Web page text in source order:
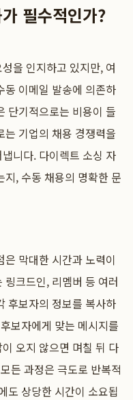
필수적인가?
을 인지하고 있지만, 여
동 이메일 발송에 의존하
단기적으로는 비용이 들
기업의 채용 경쟁력을
니다. 다이렉트 소싱 자
, 수동 채용의 명확한 문
막대한 시간과 노력이
크드인, 리멤버 등 여러
후보자의 정보를 복사하
보자에게 맞는 메시지를
오지 않으면 며칠 뒤 다
든 과정은 극도로 반복적
도 상당한 시간이 소요됩